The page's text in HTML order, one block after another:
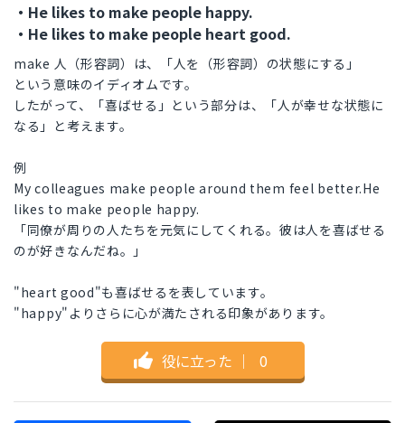
・He likes to make people happy.
・He likes to make people heart good.
make 人（形容詞）は、「人を（形容詞）の状態にする」
という意味のイディオムです。
したがって、「喜ばせる」という部分は、「人が幸せな状態に
なる」と考えます。
例
My colleagues make people around them feel better.He
likes to make people happy.
「同僚が周りの人たちを元気にしてくれる。彼は人を喜ばせる
のが好きなんだね。」
"heart good"も喜ばせるを表しています。
"happy"よりさらに心が満たされる印象があります。
役に立った ｜ 0